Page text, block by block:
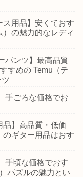
ス用品】安くておす
）の魅力的なレディ
パンツ】最高品質
すめの Temu（テ
ツ
手ごろな価格でお
品】高品質・低価
のギター用品はおす
手頃な価格でおす
パズルの魅力とい